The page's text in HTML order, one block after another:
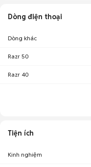
Dòng điện thoại
Dòng khác
Razr 50
Razr 40
Tiện ích
Kinh nghiệm